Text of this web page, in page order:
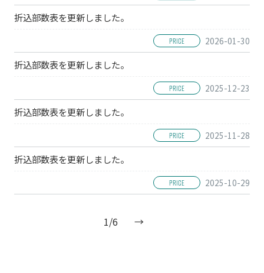
折込部数表を更新しました。
2026-01-30
PRICE
折込部数表を更新しました。
2025-12-23
PRICE
折込部数表を更新しました。
2025-11-28
PRICE
折込部数表を更新しました。
2025-10-29
PRICE
1/6 →